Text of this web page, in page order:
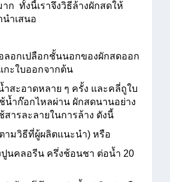
ก  ทั้งนี้เราจึงวิธีล้างผักสดให้
ำเสนอ
กะใบออกจากต้น
น้ำก๊อกไหลผ่าน ผักสดนานอย่าง
สารละลายในการล้าง ดังนี้
ามวิธีที่ผู้ผลิตแนะนำ) หรือ
นคลอรีน ครึ่งช้อนชา ต่อน้ำ 20